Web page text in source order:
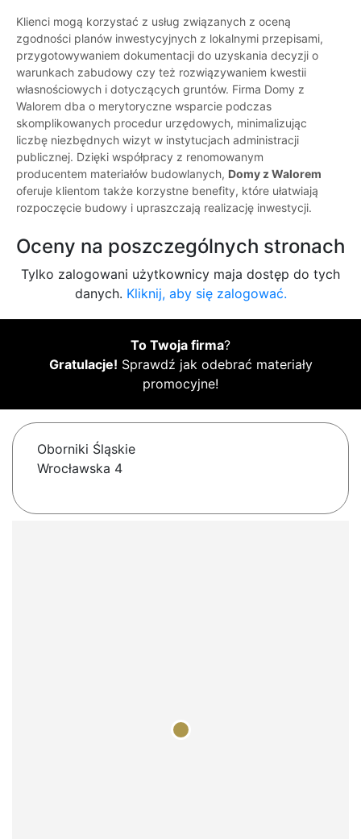
Klienci mogą korzystać z usług związanych z oceną
zgodności planów inwestycyjnych z lokalnymi przepisami,
przygotowywaniem dokumentacji do uzyskania decyzji o
warunkach zabudowy czy też rozwiązywaniem kwestii
własnościowych i dotyczących gruntów. Firma Domy z
Walorem dba o merytoryczne wsparcie podczas
skomplikowanych procedur urzędowych, minimalizując
liczbę niezbędnych wizyt w instytucjach administracji
publicznej. Dzięki współpracy z renomowanym
producentem materiałów budowlanych, Domy z Walorem
oferuje klientom także korzystne benefity, które ułatwiają
rozpoczęcie budowy i upraszczają realizację inwestycji.
Oceny na poszczególnych stronach
Tylko zalogowani użytkownicy maja dostęp do tych
danych. Kliknij, aby się zalogować.
To Twoja firma?
Gratulacje! Sprawdź jak odebrać materiały
promocyjne!
Oborniki Śląskie
Wrocławska 4